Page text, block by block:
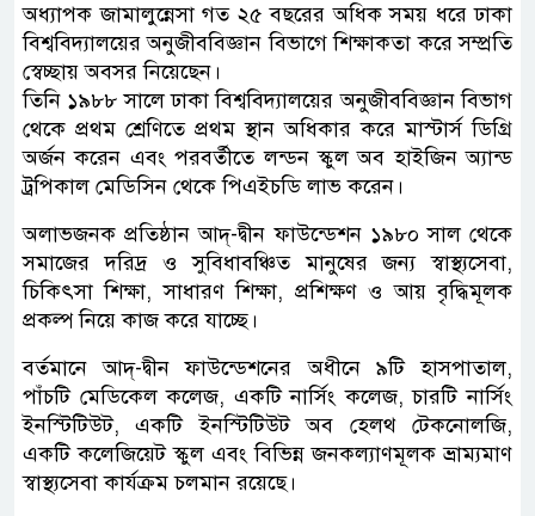
অধ্যাপক জামালুন্নেসা গত ২৫ বছরের অধিক সময় ধরে ঢাকা
বিশ্ববিদ্যালয়ের অনুজীববিজ্ঞান বিভাগে শিক্ষাকতা করে সম্প্রতি
স্বেচ্ছায় অবসর নিয়েছেন।
তিনি ১৯৮৮ সালে ঢাকা বিশ্ববিদ্যালয়ের অনুজীববিজ্ঞান বিভাগ
থেকে প্রথম শ্রেণিতে প্রথম স্থান অধিকার করে মাস্টার্স ডিগ্রি
অর্জন করেন এবং পরবর্তীতে লন্ডন স্কুল অব হাইজিন অ্যান্ড
ট্রপিকাল মেডিসিন থেকে পিএইচডি লাভ করেন।
অলাভজনক প্রতিষ্ঠান আদ্‌-দ্বীন ফাউন্ডেশন ১৯৮০ সাল থেকে
সমাজের দরিদ্র ও সুবিধাবঞ্চিত মানুষের জন্য স্বাস্থ্যসেবা,
চিকিৎসা শিক্ষা, সাধারণ শিক্ষা, প্রশিক্ষণ ও আয় বৃদ্ধিমূলক
প্রকল্প নিয়ে কাজ করে যাচ্ছে।
বর্তমানে আদ্‌-দ্বীন ফাউন্ডেশনের অধীনে ৯টি হাসপাতাল,
পাঁচটি মেডিকেল কলেজ, একটি নার্সিং কলেজ, চারটি নার্সিং
ইনস্টিটিউট, একটি ইনস্টিটিউট অব হেলথ টেকনোলজি,
একটি কলেজিয়েট স্কুল এবং বিভিন্ন জনকল্যাণমূলক ভ্রাম্যমাণ
স্বাস্থ্যসেবা কার্যক্রম চলমান রয়েছে।